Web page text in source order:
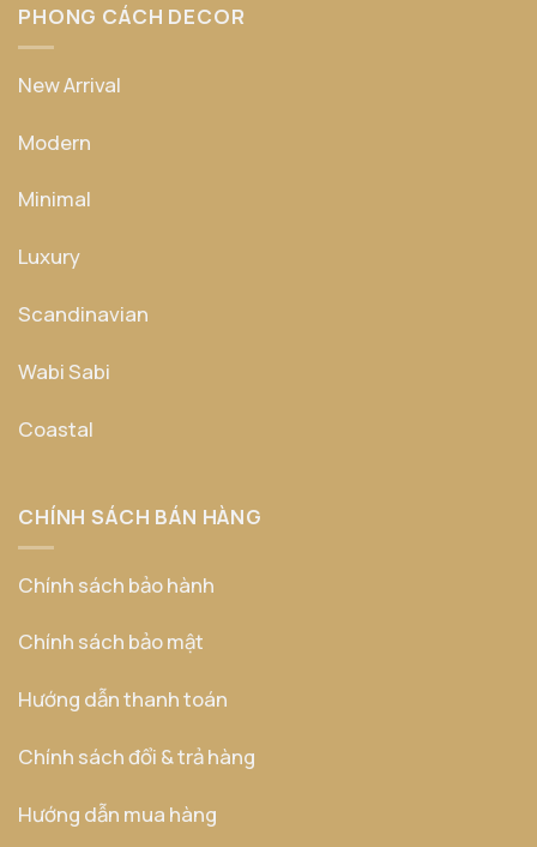
PHONG CÁCH DECOR
New Arrival
Modern
Minimal
Luxury
Scandinavian
Wabi Sabi
Coastal
CHÍNH SÁCH BÁN HÀNG
Chính sách bảo hành
Chính sách bảo mật
Hướng dẫn thanh toán
Chính sách đổi & trả hàng
Hướng dẫn mua hàng